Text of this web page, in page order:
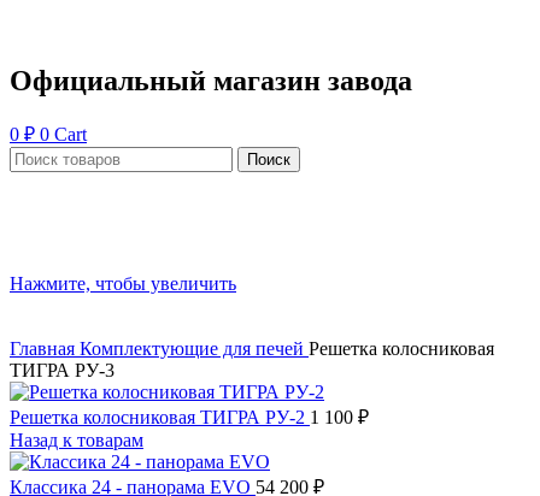
Официальный магазин завода
0 ₽ 0 Cart
Поиск
Нажмите, чтобы увеличить
Главная Комплектующие для печей Решетка колосниковая
ТИГРА РУ-3
Решетка колосниковая ТИГРА РУ-2 1 100 ₽
Назад к товарам
Классика 24 - панорама EVO 54 200 ₽